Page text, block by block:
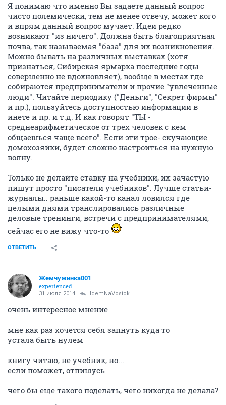
Я понимаю что именно Вы задаете данный вопрос
чисто полемически, тем не менее отвечу, может кого
и впрям данный вопрос мучает. Идеи редко
возникают "из ничего". Должна быть благоприятная
почва, так называемая "база" для их возникновения.
Можно бывать на различных выставках (хотя
признаться, Сибирская ярмарка последние годы
совершенно не вдохновляет), вообще в местах где
собираются предприниматели и прочие "увлеченные
люди". Читайте периодику ("Деньги", "Секрет фирмы"
и пр.), пользуйтесь доступностью информации в
инете и пр. и т.д. И как говорят "ТЫ -
среднеарифметическое от трех человек с кем
общаешься чаще всего". Если эти трое- скучающие
домохозяйки, будет сложно настроиться на нужную
волну.
Только не делайте ставку на учебники, их зачастую
пишут просто "писатели учебников". Лучше статьи-
журналы.. раньше какой-то канал ловился где
целыми днями транслировались различные
деловые тренинги, встречи с предпринимателями,
сейчас его не вижу что-то
ОТВЕТИТЬ
Жемчужинка001
experienced
31 июля 2014 IdemNaVostok
очень интересное мнение
мне как раз хочется себя запнуть куда то
устала быть нулем
книгу читаю, не учебник, но...
если поможет, отпишусь
чего бы еще такого поделать, чего никогда не делала?